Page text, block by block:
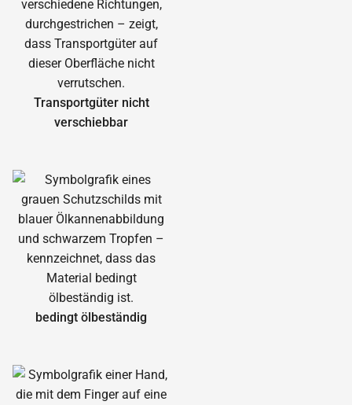
Transportgüter nicht
verschiebbar
bedingt ölbeständig